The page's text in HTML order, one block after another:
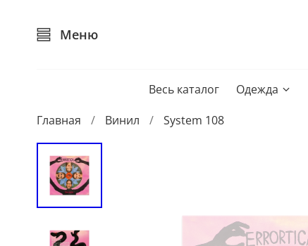
Меню
Весь каталог Одежда
Главная Винил System 108